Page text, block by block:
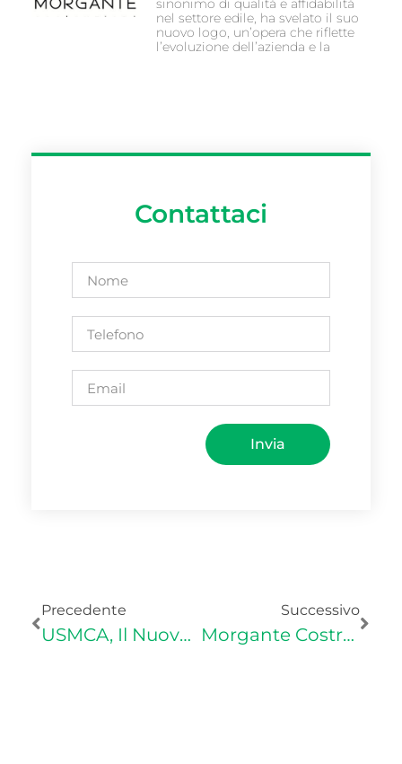
sinonimo di qualità e affidabilità
nel settore edile, ha svelato il suo
nuovo logo, un’opera che riflette
l’evoluzione dell’azienda e la
Contattaci
Invia
Precedente
USMCA, Il Nuovo Accordo Che Influenza L’export Italiano
Successivo
Morgante Costruzioni, L’evoluzione Di Un’icona